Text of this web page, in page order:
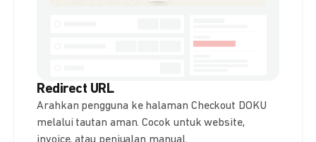
Redirect URL
Arahkan pengguna ke halaman Checkout DOKU
melalui tautan aman. Cocok untuk website,